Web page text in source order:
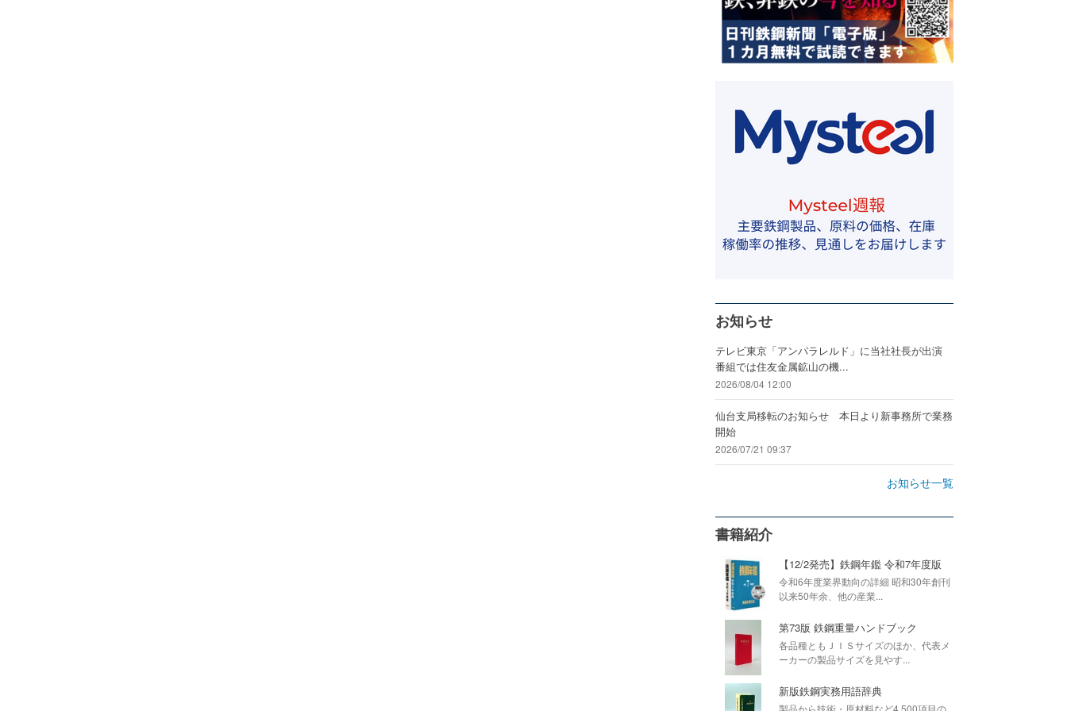
お知らせ
テレビ東京「アンパラレルド」に当社社長が出演
番組では住友金属鉱山の機...
2026/08/04 12:00
仙台支局移転のお知らせ 本日より新事務所で業務
開始
2026/07/21 09:37
お知らせ一覧
書籍紹介
【12/2発売】鉄鋼年鑑 令和7年度版
令和6年度業界動向の詳細 昭和30年創刊
以来50年余、他の産業...
第73版 鉄鋼重量ハンドブック
各品種ともＪＩＳサイズのほか、代表メ
ーカーの製品サイズを見やす...
新版鉄鋼実務用語辞典
製品から技術・原材料など4,500項目の